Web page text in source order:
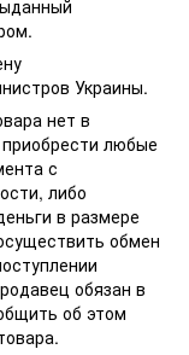
Украины.
нет в
любые
с
либо
в размере
обмен
обязан в
об этом